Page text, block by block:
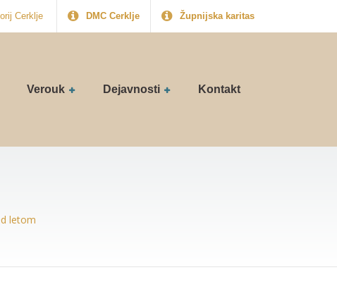
Cerklje DMC Cerklje Župnijska karitas
Verouk Dejavnosti Kontakt
letom